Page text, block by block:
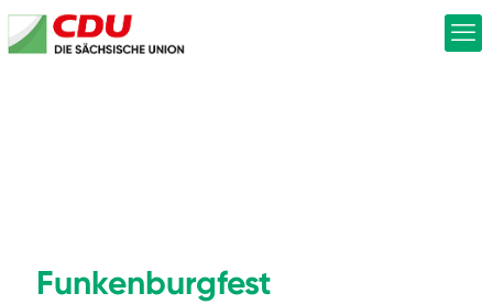
Funkenburgfest